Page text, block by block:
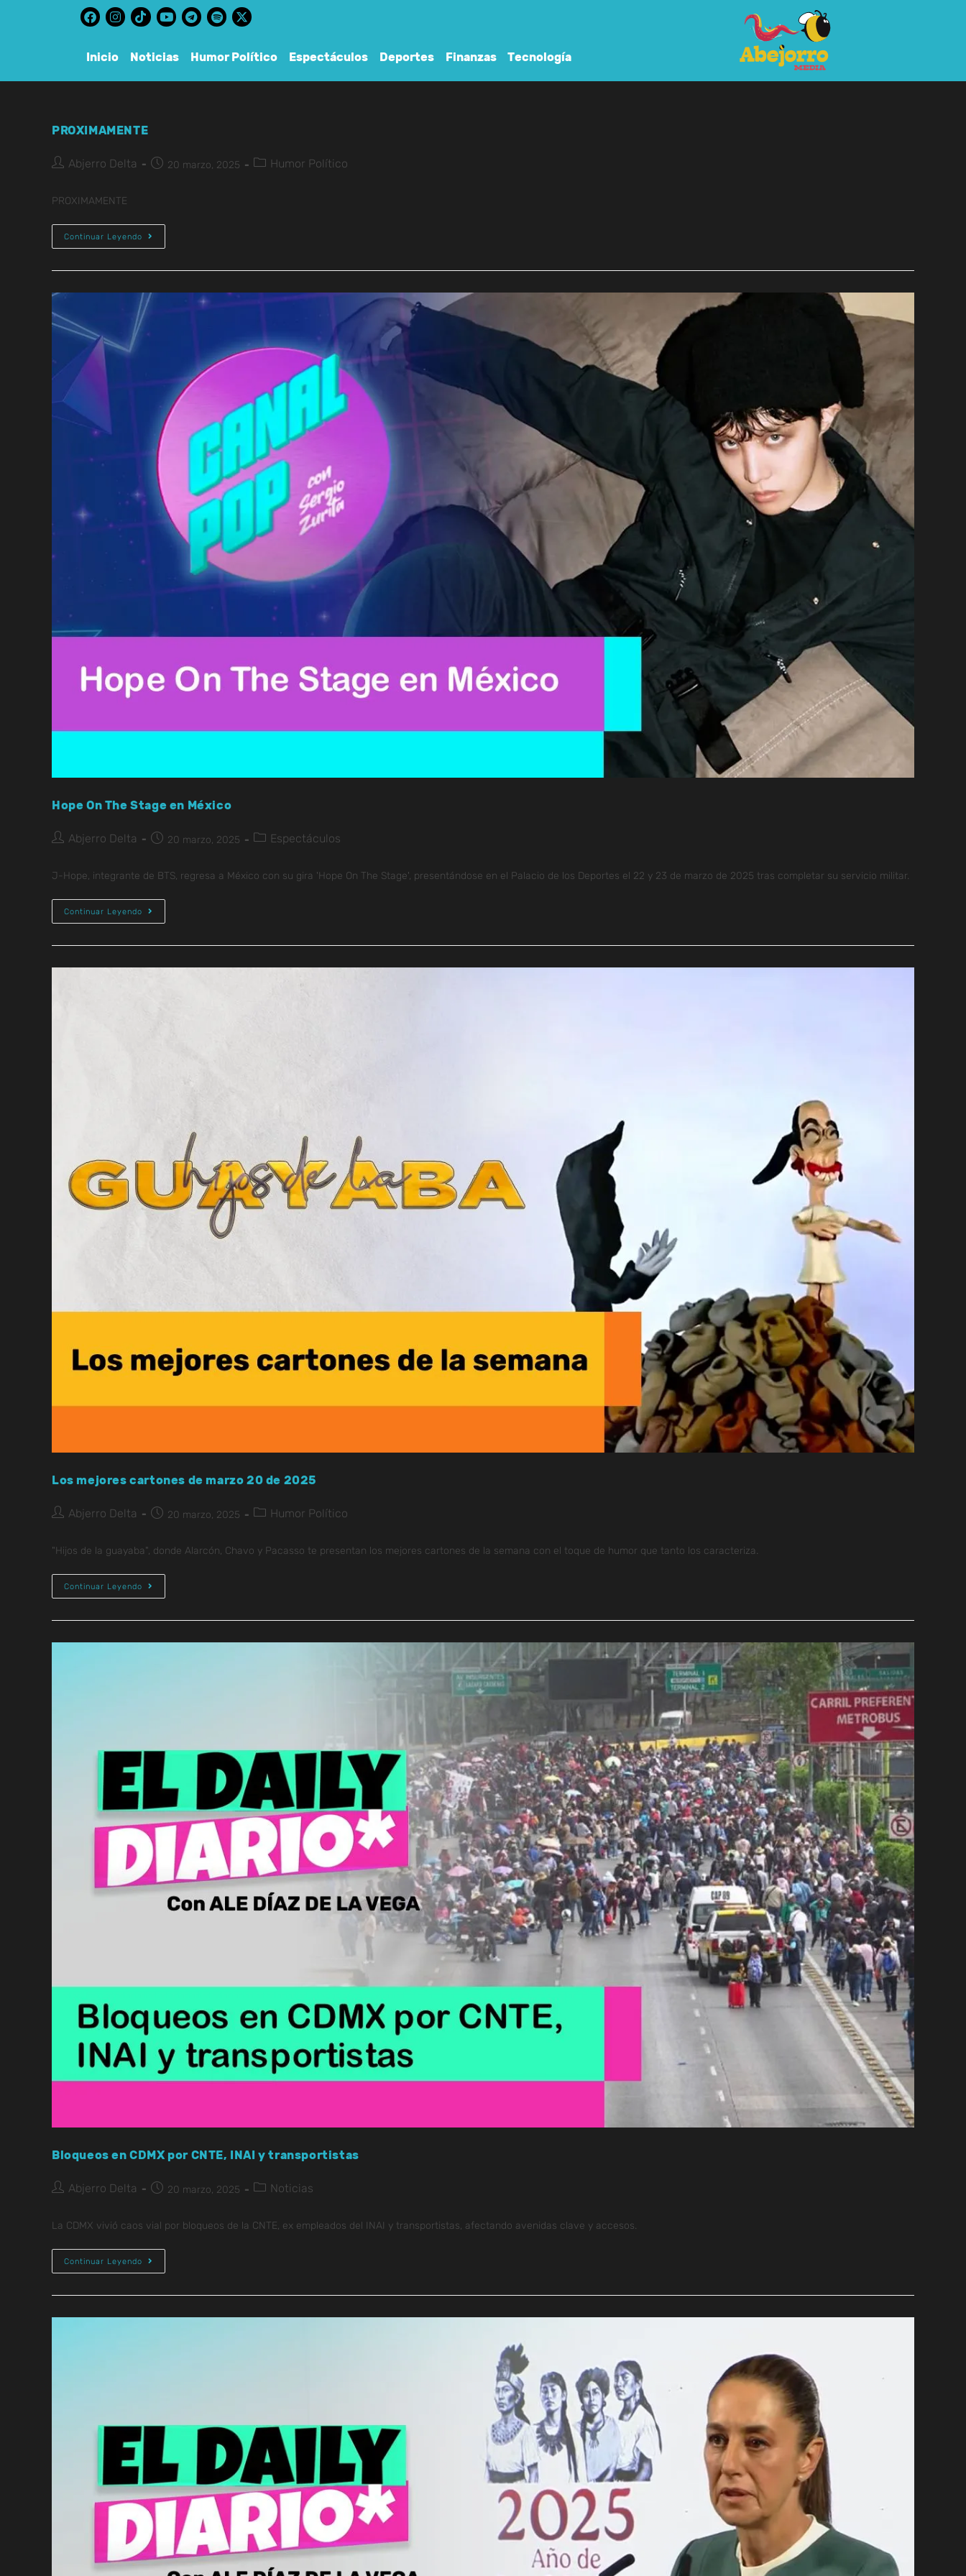
Inicio Noticias Humor Político Espectáculos Deportes Finanzas Tecnología
PROXIMAMENTE
Abjerro Delta 20 marzo, 2025 Humor Político
PROXIMAMENTE
Continuar Leyendo
Hope On The Stage en México
Abjerro Delta 20 marzo, 2025 Espectáculos
J-Hope, integrante de BTS, regresa a México con su gira 'Hope On The Stage', presentándose en el Palacio de los Deportes el 22 y 23 de marzo de 2025 tras completar su servicio militar.
Continuar Leyendo
Los mejores cartones de marzo 20 de 2025
Abjerro Delta 20 marzo, 2025 Humor Político
"Hijos de la guayaba", donde Alarcón, Chavo y Pacasso te presentan los mejores cartones de la semana con el toque de humor que tanto los caracteriza.
Continuar Leyendo
Bloqueos en CDMX por CNTE, INAI y transportistas
Abjerro Delta 20 marzo, 2025 Noticias
La CDMX vivió caos vial por bloqueos de la CNTE, ex empleados del INAI y transportistas, afectando avenidas clave y accesos.
Continuar Leyendo